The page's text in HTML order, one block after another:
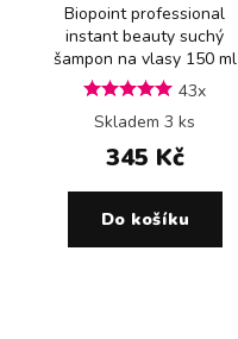
Biopoint professional
instant beauty suchý
šampon na vlasy 150 ml
43x
Skladem 3 ks
345 Kč
Do košíku